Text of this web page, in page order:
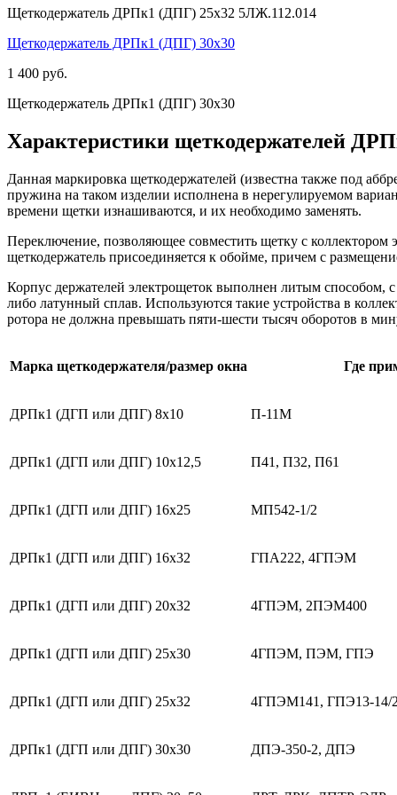
Щеткодержатель ДРПк1 (ДПГ) 25х32 5ЛЖ.112.014
Щеткодержатель ДРПк1 (ДПГ) 30х30
1 400 руб.
Щеткодержатель ДРПк1 (ДПГ) 30х30
Характеристики щеткодержателей
Данная маркировка щеткодержателей (известна также под
пружина на таком изделии исполнена в нерегулируемом
времени щетки изнашиваются, и их необходимо заменять.
Переключение, позволяющее совместить щетку с
щеткодержатель присоединяется к обойме, причем с
Корпус держателей электрощеток выполнен литым
либо латунный сплав. Используются такие устройства в
ротора не должна превышать пяти-шести тысяч оборотов в
Марка щеткодержателя/размер окна Где
ДРПк1 (ДГП или ДПГ) 8х10 П-11М
ДРПк1 (ДГП или ДПГ) 10х12,5 П41, П32, П61
ДРПк1 (ДГП или ДПГ) 16х25 МП542-1/2
ДРПк1 (ДГП или ДПГ) 16х32 ГПА222, 4ГПЭМ
ДРПк1 (ДГП или ДПГ) 20х32 4ГПЭМ, 2ПЭМ400
ДРПк1 (ДГП или ДПГ) 25х30 4ГПЭМ, ПЭМ, ГПЭ
ДРПк1 (ДГП или ДПГ) 25х32 4ГПЭМ141, ГПЭ13-
ДРПк1 (ДГП или ДПГ) 30х30 ДПЭ-350-2, ДПЭ